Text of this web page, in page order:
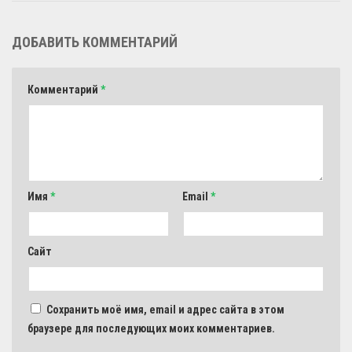
ДОБАВИТЬ КОММЕНТАРИЙ
Комментарий *
Имя * Email *
Сайт
Сохранить моё имя, email и адрес сайта в этом
браузере для последующих моих комментариев.